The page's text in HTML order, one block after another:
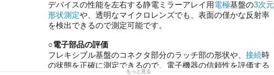
デバイスの性能を左右する静電ミラーアレイ用 電極基盤の3次元
形状測定や、透明なマイクロレンズでも、表面の僅かな反射率
を検出できるので測定可能です。
○電子部品の評価
フレキシブル基盤のコネクタ部分のラッチ部の形状や、接続時
の状態を正確に測定できるので、電子機器の信頼性を評価する
もっと見る